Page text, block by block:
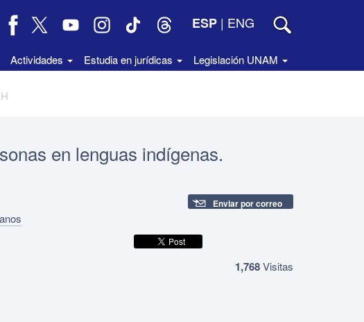
ESP | ENG
Actividades Estudia en jurídicas Legislación UNAM
en lenguas indígenas.
Enviar por correo
1,768Visitas